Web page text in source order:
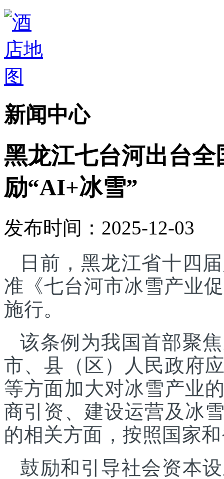
新闻中心
黑龙江七台河出台
励“AI+冰雪”
发布时间：2025-12-03
日前，黑龙江省十四
准《七台河市冰雪产业
施行。
该条例为我国首部聚
市、县（区）人民政府
等方面加大对冰雪产业
商引资、建设运营及冰
的相关方面，按照国家
鼓励和引导社会资本